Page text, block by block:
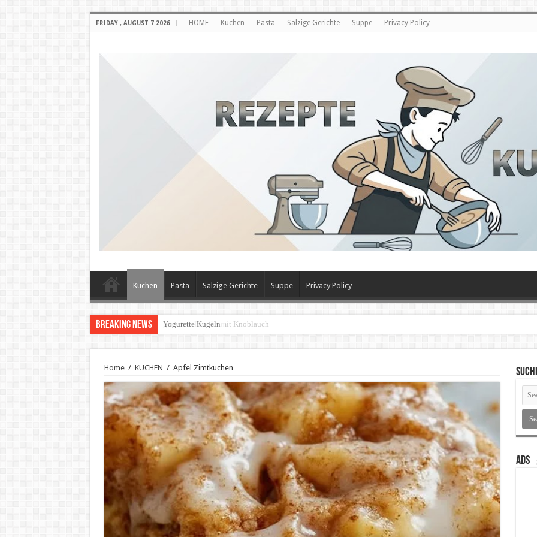
FRIDAY , AUGUST 7 2026 HOME Kuchen Pasta Salzige Gerichte Suppe Privacy Policy
Kuchen Pasta Salzige Gerichte Suppe Privacy Policy
Breaking News geröstete Paprika mit Knoblauch
Home / KUCHEN / Apfel Zimtkuchen
ADS